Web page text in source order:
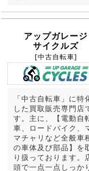
アップガレージ
サイクルズ
[中古自転車]
「中古自転車」に特
した買取販売専門店
す。主に、【電動自
車、ロードバイク、
マチャリなど全般車
の車体及び部品】を
り扱っております。
頭で一点一点しっか